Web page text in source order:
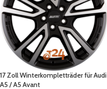
17 Zoll Winterkompletträder für Audi
A5 / A5 Avant